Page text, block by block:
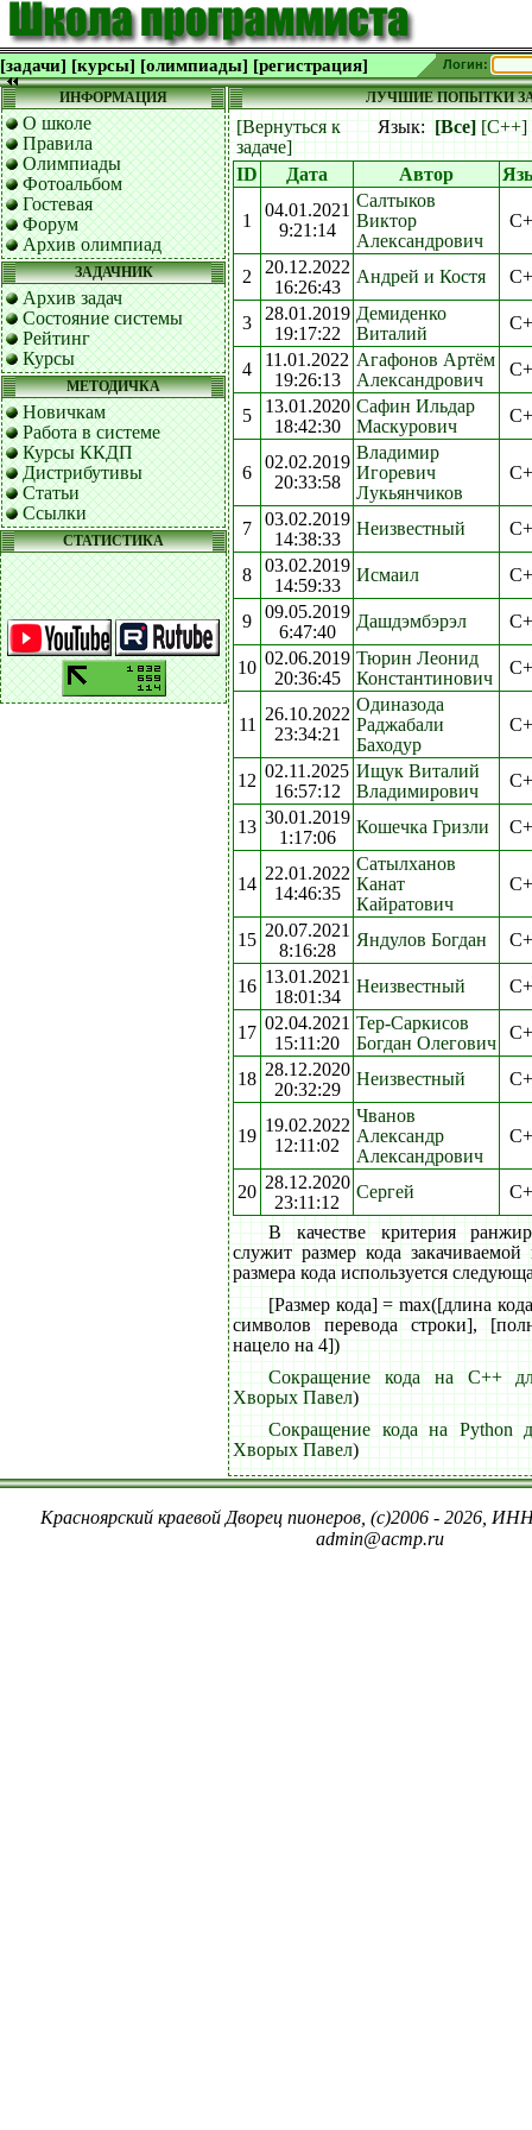
[задачи] [курсы] [олимпиады] [регистрация] Логин:
ИНФОРМАЦИЯ
О школе
Правила
Олимпиады
Фотоальбом
Гостевая
Форум
Архив олимпиад
ЗАДАЧНИК
Архив задач
Состояние системы
Рейтинг
Курсы
МЕТОДИЧКА
Новичкам
Работа в системе
Курсы ККДП
Дистрибутивы
Статьи
Ссылки
СТАТИСТИКА
ЛУЧШИЕ ПОПЫТКИ
[Вернуться к
задаче]
Язык:[Все] [C++]
ID Дата Автор
1
04.01.2021
9:21:14
Салтыков
Виктор
Александрович
2
20.12.2022
16:26:43
Андрей и Костя
3
28.01.2019
19:17:22
Демиденко
Виталий
4
11.01.2022
19:26:13
Агафонов Артём
Александрович
5
13.01.2020
18:42:30
Сафин Ильдар
Маскурович
6
02.02.2019
20:33:58
Владимир
Игоревич
Лукьянчиков
7
03.02.2019
14:38:33
Неизвестный
8
03.02.2019
14:59:33
Исмаил
9
09.05.2019
6:47:40
Дашдэмбэрэл
10 02.06.2019
20:36:45
Тюрин Леонид
Константинович
11
26.10.2022
23:34:21
Одиназода
Раджабали
Баходур
12 02.11.2025
16:57:12
Ищук Виталий
Владимирович
13 30.01.2019
1:17:06
Кошечка Гризли
14
22.01.2022
14:46:35
Сатылханов
Канат
Кайратович
15 20.07.2021
8:16:28
Яндулов Богдан
16 13.01.2021
18:01:34
Неизвестный
17 02.04.2021
15:11:20
Тер-Саркисов
Богдан Олегович
18 28.12.2020
20:32:29
Неизвестный
19
19.02.2022
12:11:02
Чванов
Александр
Александрович
20 28.12.2020
23:11:12
Сергей
В качестве критерия
служит размер кода
размера кода используется
[Размер кода] = max([длина
символов перевода строки],
нацело на 4])
Сокращение кода на C++
Хворых Павел)
Сокращение кода на Python
Хворых Павел)
Красноярский краевой Дворец пионеров, (c)2006 - 2026,
admin@acmp.ru